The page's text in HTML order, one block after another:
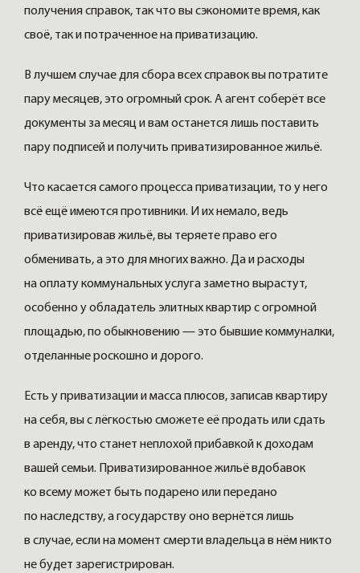
получения справок, так что вы сэкономите время, как
своё, так и потраченное на приватизацию.
В лучшем случае для сбора всех справок вы потратите
пару месяцев, это огромный срок. А агент соберёт все
документы за месяц и вам останется лишь поставить
пару подписей и получить приватизированное жильё.
Что касается самого процесса приватизации, то у него
всё ещё имеются противники. И их немало, ведь
приватизировав жильё, вы теряете право его
обменивать, а это для многих важно. Да и расходы
на оплату коммунальных услуга заметно вырастут,
особенно у обладатель элитных квартир с огромной
площадью, по обыкновению — это бывшие коммуналки,
отделанные роскошно и дорого.
Есть у приватизации и масса плюсов, записав квартиру
на себя, вы с лёгкостью сможете её продать или сдать
в аренду, что станет неплохой прибавкой к доходам
вашей семьи. Приватизированное жильё вдобавок
ко всему может быть подарено или передано
по наследству, а государству оно вернётся лишь
в случае, если на момент смерти владельца в нём никто
не будет зарегистрирован.